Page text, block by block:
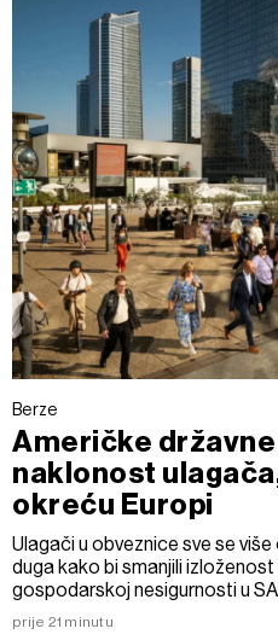
Berze
Američke
naklonost
okreću Europi
Ulagači u obveznice sve se
duga kako bi smanjili
gospodarskoj nesigurnosti u
prije 21 minutu